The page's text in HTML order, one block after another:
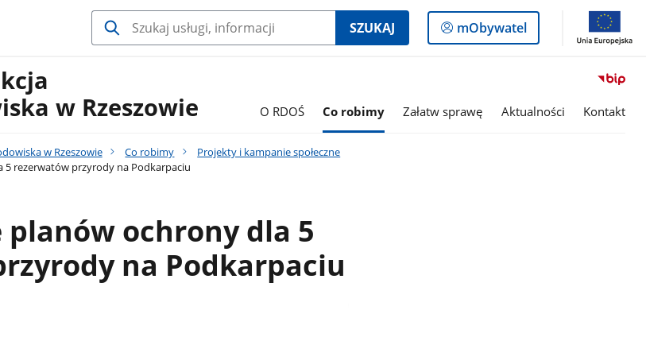
SZUKAJ
Logowanie
do
mObywatel
w Rzeszowie
O RDOŚ Co robimy Załatw sprawę Aktualności Kontakt
w Rzeszowie Co robimy
Projekty i kampanie społeczne
rezerwatów przyrody na Podkarpaciu
ochrony dla 5
na Podkarpaciu